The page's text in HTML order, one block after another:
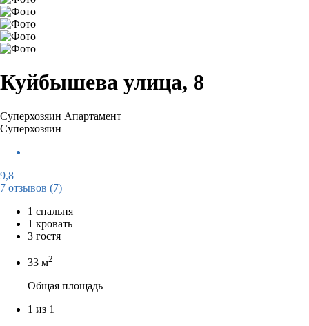
Куйбышева улица, 8
Суперхозяин Апартамент
Суперхозяин
9,8
7 отзывов (7)
1 спальня
1 кровать
3 гостя
33 м2
Общая площадь
1 из 1